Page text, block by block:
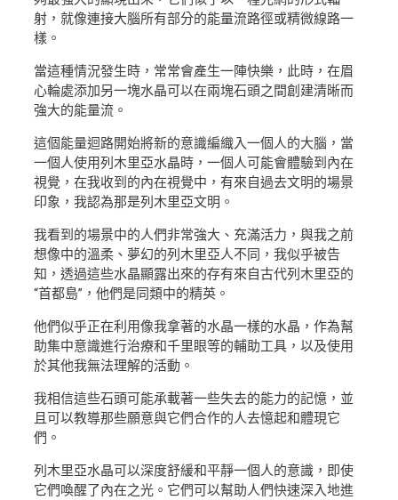
射，就像連接大腦所有部分的能量流路徑或精微線路一
樣。
當這種情況發生時，常常會產生一陣快樂，此時，在眉
心輪處添加另一塊水晶可以在兩塊石頭之間創建清晰而
強大的能量流。
這個能量迴路開始將新的意識編織入一個人的大腦，當
一個人使用列木里亞水晶時，一個人可能會體驗到內在
視覺，在我收到的內在視覺中，有來自過去文明的場景
印象，我認為那是列木里亞文明。
我看到的場景中的人們非常強大、充滿活力，與我之前
想像中的溫柔、夢幻的列木里亞人不同，我似乎被告
知，透過這些水晶顯露出來的存有來自古代列木里亞的
“首都島”，他們是同類中的精英。
他們似乎正在利用像我拿著的水晶一樣的水晶，作為幫
助集中意識進行治療和千里眼等的輔助工具，以及使用
於其他我無法理解的活動。
我相信這些石頭可能承載著一些失去的能力的記憶，並
且可以教導那些願意與它們合作的人去憶起和體現它
們。
列木里亞水晶可以深度舒緩和平靜一個人的意識，即使
它們喚醒了內在之光。它們可以幫助人們快速深入地進